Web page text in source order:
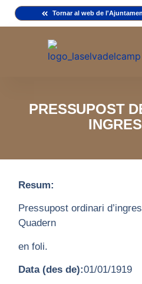
Tornar al web de
PRESSUPOST
Resum:
Pressupost ordinari
Quadern
en foli.
Data (des de):01/01/1919